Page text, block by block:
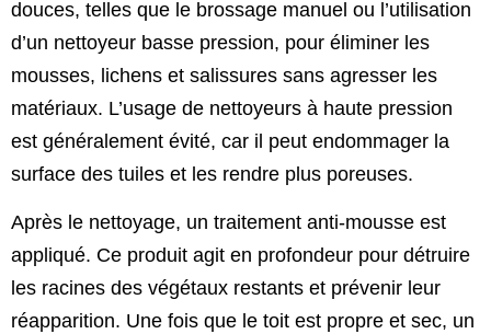
douces, telles que le brossage manuel ou l’utilisation
d’un nettoyeur basse pression, pour éliminer les
mousses, lichens et salissures sans agresser les
matériaux. L’usage de nettoyeurs à haute pression
est généralement évité, car il peut endommager la
surface des tuiles et les rendre plus poreuses.
Après le nettoyage, un traitement anti-mousse est
appliqué. Ce produit agit en profondeur pour détruire
les racines des végétaux restants et prévenir leur
réapparition. Une fois que le toit est propre et sec, un